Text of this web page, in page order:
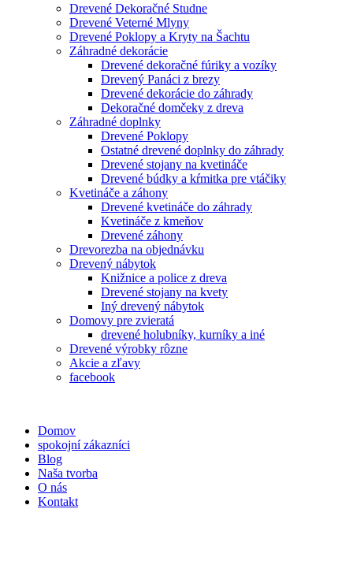
Drevené Dekoračné Studne
Drevené Veterné Mlyny
Drevené Poklopy a Kryty na Šachtu
Záhradné dekorácie
Drevené dekoračné fúriky a vozíky
Drevený Panáci z brezy
Drevené dekorácie do záhrady
Dekoračné domčeky z dreva
Záhradné doplnky
Drevené Poklopy
Ostatné drevené doplnky do záhrady
Drevené stojany na kvetináče
Drevené búdky a kŕmitka pre vtáčiky
Kvetináče a záhony
Drevené kvetináče do záhrady
Kvetináče z kmeňov
Drevené záhony
Drevorezba na objednávku
Drevený nábytok
Knižnice a police z dreva
Drevené stojany na kvety
Iný drevený nábytok
Domovy pre zvieratá
drevené holubníky, kurníky a iné
Drevené výrobky rôzne
Akcie a zľavy
facebook
Domov
spokojní zákazníci
Blog
Naša tvorba
O nás
Kontakt